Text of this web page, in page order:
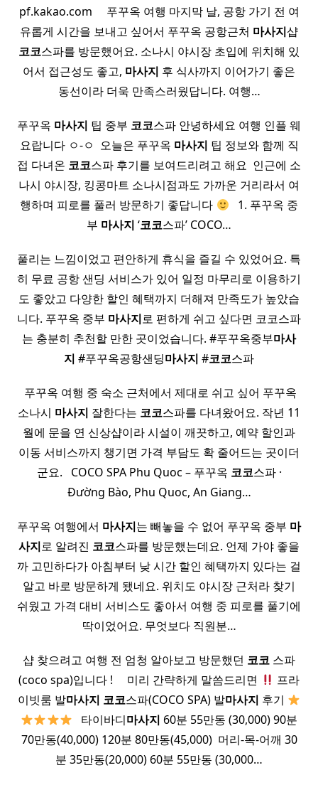
pf.kakao.com ​ ​ ​ ​ 푸꾸옥 여행 마지막 날, 공항 가기 전 여
유롭게 시간을 보내고 싶어서 푸꾸옥 공항근처 마사지샵
코코스파를 방문했어요. 소나시 야시장 초입에 위치해 있
어서 접근성도 좋고, 마사지 후 식사까지 이어가기 좋은
동선이라 더욱 만족스러웠답니다. 여행…
푸꾸옥 마사지 팁 중부 코코스파 안녕하세요 여행 인플 웨
요랍니다 ㅇ-ㅇ ​ 오늘은 푸꾸옥 마사지 팁 정보와 함께 직
접 다녀온 코코스파 후기를 보여드리려고 해요 ​ 인근에 소
나시 야시장, 킹콩마트 소나시점과도 가까운 거리라서 여
행하며 피로를 풀러 방문하기 좋답니다
​ ​ 1. 푸꾸옥 중
부 마사지 ‘코코스파’ COCO…
풀리는 느낌이었고 편안하게 휴식을 즐길 수 있었어요. 특
히 무료 공항 샌딩 서비스가 있어 일정 마무리로 이용하기
도 좋았고 다양한 할인 혜택까지 더해져 만족도가 높았습
니다. 푸꾸옥 중부 마사지로 편하게 쉬고 싶다면 코코스파
는 충분히 추천할 만한 곳이었습니다. #푸꾸옥중부마사
지 #푸꾸옥공항샌딩마사지 #코코스파
​ 푸꾸옥 여행 중 숙소 근처에서 제대로 쉬고 싶어 푸꾸옥
소나시 마사지 잘한다는 코코스파를 다녀왔어요. 작년 11
월에 문을 연 신상샵이라 시설이 깨끗하고, 예약 할인과
이동 서비스까지 챙기면 가격 부담도 확 줄어드는 곳이더
군요. ​ ​ COCO SPA Phu Quoc – 푸꾸옥 코코스파 ·
Đường Bào, Phu Quoc, An Giang…
푸꾸옥 여행에서 마사지는 빼놓을 수 없어 푸꾸옥 중부 마
사지로 알려진 코코스파를 방문했는데요. 언제 가야 좋을
까 고민하다가 아침부터 낮 시간 할인 혜택까지 있다는 걸
알고 바로 방문하게 됐네요. 위치도 야시장 근처라 찾기
쉬웠고 가격 대비 서비스도 좋아서 여행 중 피로를 풀기에
딱이었어요. 무엇보다 직원분…
샵 찾으려고 여행 전 엄청 알아보고 방문했던 코코 스파
(coco spa)입니다 ! ​ ​ ​ ​ 미리 간략하게 말씀드리면
프라
이빗룸 발마사지 코코스파(COCO SPA) 발마사지 후기
​ ​ 타이바디마사지 60분 55만동 (30,000) 90분
70만동(40,000) 120분 80만동(45,000) ​ 머리-목-어깨 30
분 35만동(20,000) 60분 55만동 (30,000…